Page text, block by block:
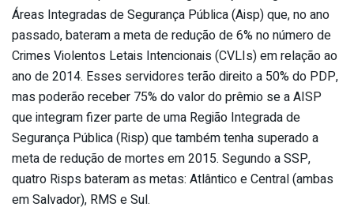
Áreas Integradas de Segurança Pública (Aisp) que, no ano
passado, bateram a meta de redução de 6% no número de
Crimes Violentos Letais Intencionais (CVLIs) em relação ao
ano de 2014. Esses servidores terão direito a 50% do PDP,
mas poderão receber 75% do valor do prêmio se a AISP
que integram fizer parte de uma Região Integrada de
Segurança Pública (Risp) que também tenha superado a
meta de redução de mortes em 2015. Segundo a SSP,
quatro Risps bateram as metas: Atlântico e Central (ambas
em Salvador), RMS e Sul.